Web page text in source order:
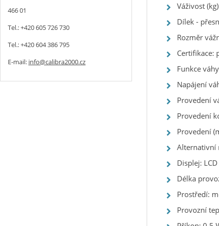
Váživost
Dílek -
Rozměr
Certifikace:
Funkce
Napájení
Provedení
Provedení
Provedení
Alternativní
Displej:
Délka
Prostředí:
Provozní
466 01
Tel.: +420 605 726 730
Tel.: +420 604 386 795
E-mail: info@calibra2000.cz